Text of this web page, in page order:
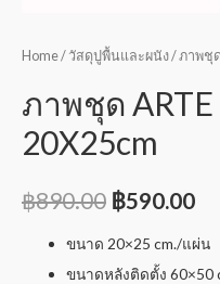
Home/ วัสดุปูพื้นและผนัง/ ภาพชุ
ภาพชุด
20X25cm
฿890.00 ฿590.00
ขนาด 20×25 cm./แผ่น
ขนาดหลังติดตั้ง 60×50